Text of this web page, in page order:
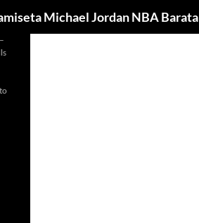
Michael Jordan NBA Barata